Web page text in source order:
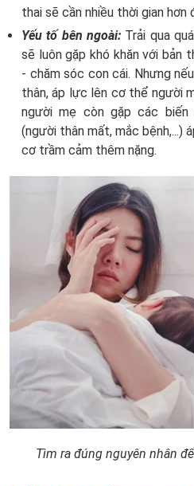
thai sẽ cần nhiều thời gian
Yếu tố bên ngoài: Trải qua
sẽ luôn gặp khó khăn với bản
- chăm sóc con cái. Nhưng
thân, áp lực lên cơ thể người
người mẹ còn gặp các
(người thân mất, mắc bệnh,...)
cơ trầm cảm thêm nặng.
Tìm ra đúng nguyên nhân